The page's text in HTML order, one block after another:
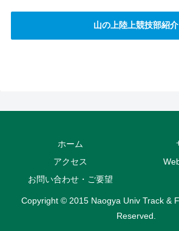
山の上陸上競技部紹介
ホーム
アクセス
お問い合わせ・ご要望
Copyright © 2015 Naogya Univ Track &
Reserved.